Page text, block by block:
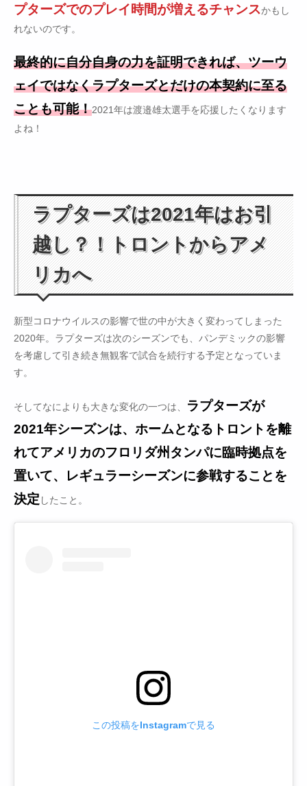
プターズでのプレイ時間が増えるチャンスかもし
れないのです。
最終的に自分自身の力を証明できれば、ツーウ
ェイではなくラプターズとだけの本契約に至る
ことも可能！2021年は渡邉雄太選手を応援したくなります
よね！
ラプターズは2021年はお引
越し？！トロントからアメ
リカへ
新型コロナウイルスの影響で世の中が大きく変わってしまった
2020年。ラプターズは次のシーズンでも、パンデミックの影響
を考慮して引き続き無観客で試合を続行する予定となっていま
す。
そしてなによりも大きな変化の一つは、
ラプターズが
2021年シーズンは、ホームとなるトロントを離
れてアメリカのフロリダ州タンパに臨時拠点を
置いて、レギュラーシーズンに参戦することを
決定 したこと。
この投稿をInstagramで見る